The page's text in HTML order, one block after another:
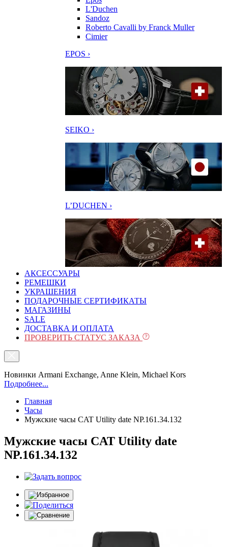
L'Duchen
Sandoz
Roberto Cavalli by Franck Muller
Cimier
EPOS ›
SEIKO ›
L’DUCHEN ›
АКСЕССУАРЫ
РЕМЕШКИ
УКРАШЕНИЯ
ПОДАРОЧНЫЕ СЕРТИФИКАТЫ
МАГАЗИНЫ
SALE
ДОСТАВКА И ОПЛАТА
ПРОВЕРИТЬ СТАТУС ЗАКАЗА
Новинки Armani Exchange, Anne Klein, Michael Kors
Подробнее...
Главная
Часы
Мужские часы CAT Utility date NP.161.34.132
Мужские часы CAT Utility date
NP.161.34.132